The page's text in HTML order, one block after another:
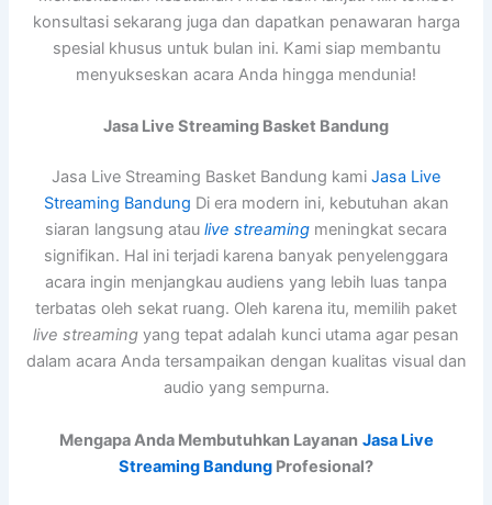
konsultasi sekarang juga dan dapatkan penawaran harga
spesial khusus untuk bulan ini. Kami siap membantu
menyukseskan acara Anda hingga mendunia!
Jasa Live Streaming Basket Bandung
Jasa Live Streaming Basket Bandung kami Jasa Live
Streaming Bandung Di era modern ini, kebutuhan akan
siaran langsung atau live streaming meningkat secara
signifikan. Hal ini terjadi karena banyak penyelenggara
acara ingin menjangkau audiens yang lebih luas tanpa
terbatas oleh sekat ruang. Oleh karena itu, memilih paket
live streaming yang tepat adalah kunci utama agar pesan
dalam acara Anda tersampaikan dengan kualitas visual dan
audio yang sempurna.
Mengapa Anda Membutuhkan Layanan Jasa Live
Streaming Bandung Profesional?